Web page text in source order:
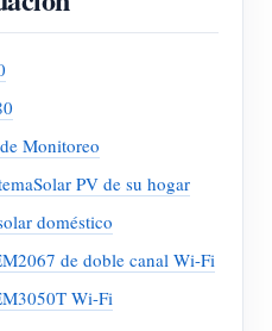
Monitoreo
PV de su hogar
doméstico
de doble canal Wi-Fi
Wi-Fi